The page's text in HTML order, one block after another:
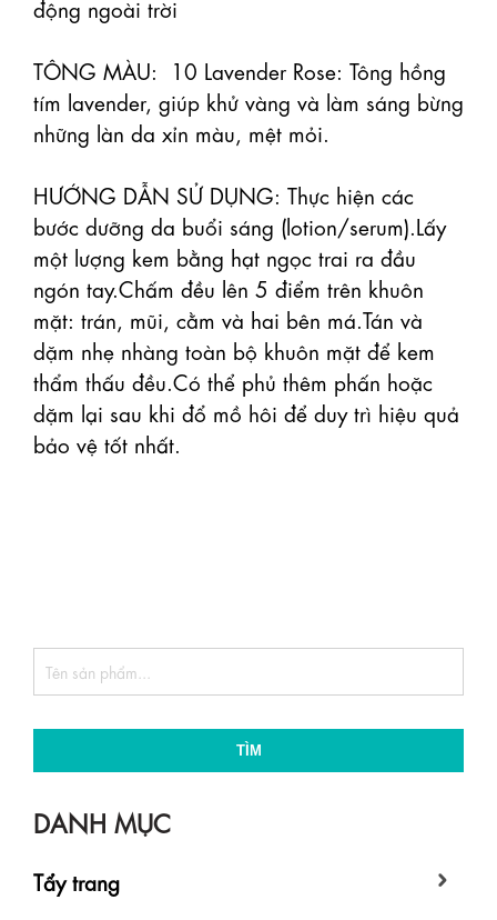
động ngoài trời
TÔNG MÀU:  10 Lavender Rose: Tông hồng
tím lavender, giúp khử vàng và làm sáng bừng
những làn da xỉn màu, mệt mỏi.
HƯỚNG DẪN SỬ DỤNG: Thực hiện các
bước dưỡng da buổi sáng (lotion/serum).Lấy
một lượng kem bằng hạt ngọc trai ra đầu
ngón tay.Chấm đều lên 5 điểm trên khuôn
mặt: trán, mũi, cằm và hai bên má.Tán và
dặm nhẹ nhàng toàn bộ khuôn mặt để kem
thẩm thấu đều.Có thể phủ thêm phấn hoặc
dặm lại sau khi đổ mồ hôi để duy trì hiệu quả
bảo vệ tốt nhất.
TÌM
DANH MỤC
Tẩy trang